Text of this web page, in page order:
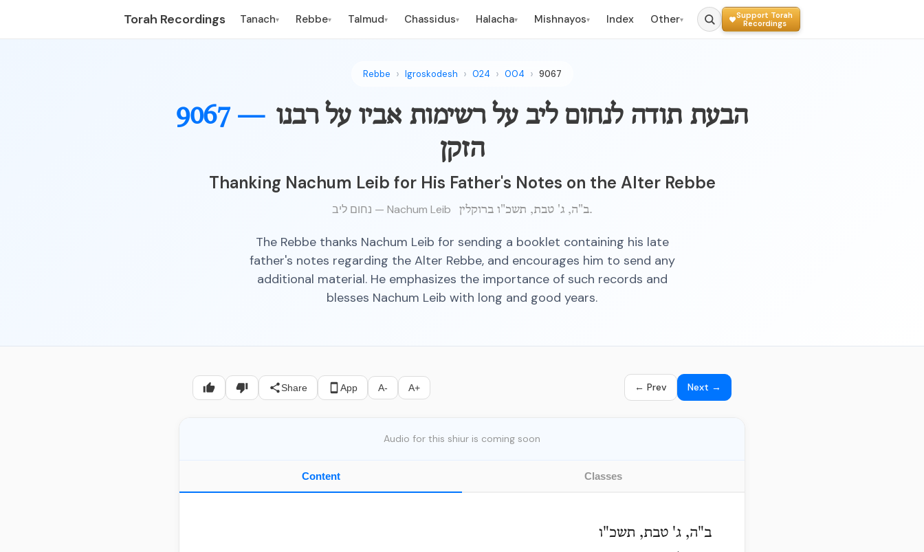
Torah Recordings Tanach▾ Rebbe▾ Talmud▾ Chassidus▾ Halacha▾ Mishnayos▾ Index Other▾
Support Torah
Recordings
Rebbe Igroskodesh 024 004 9067
9067 — הבעת תודה לנחום ליב על רשימות אביו על רבנו
הזקן
Thanking Nachum Leib for His Father's Notes on the Alter Rebbe
נחום ליב — Nachum Leib ב"ה, ג' טבת, תשכ"ו ברוקלין.
The Rebbe thanks Nachum Leib for sending a booklet containing his late
father's notes regarding the Alter Rebbe, and encourages him to send any
additional material. He emphasizes the importance of such records and
blesses Nachum Leib with long and good years.
Share App A- A+ ← Prev Next →
Audio for this shiur is coming soon
Content Classes
ב"ה, ג' טבת, תשכ"ו